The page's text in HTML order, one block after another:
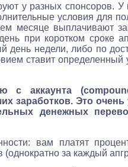
у разных спонсоров. У
условия для
месяце выплачивают
при коротком сроке
день недели, либо по
ставит определенный
с аккаунта
заработков. Это очень
денежных
вам платят
за каждый